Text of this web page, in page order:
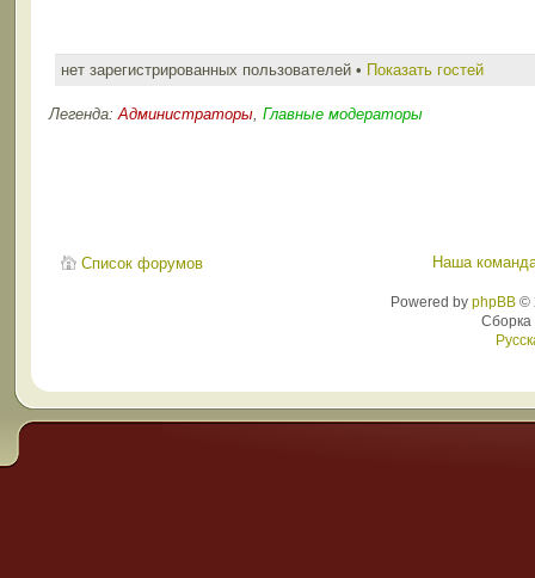
нет зарегистрированных пользователей • Показать гостей
Легенда:Администраторы, Главные модераторы
Список форумов Наша
Powered by phpBB©